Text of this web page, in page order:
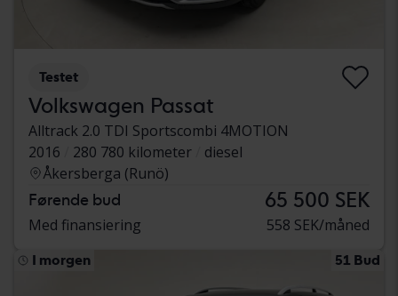
Testet
Volkswagen Passat
Alltrack 2.0 TDI Sportscombi 4MOTION
2016
280 780 kilometer
diesel
Åkersberga (Runö)
Førende bud 65 500 SEK
Med finansiering 558 SEK/måned
I morgen 51 Bud